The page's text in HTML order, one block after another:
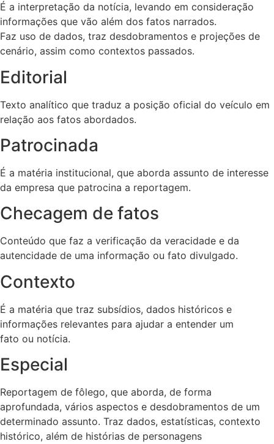
É a interpretação da notícia, levando em consideração
informações que vão além dos fatos narrados.
Faz uso de dados, traz desdobramentos e projeções de
cenário, assim como contextos passados.
Editorial
Texto analítico que traduz a posição oficial do veículo em
relação aos fatos abordados.
Patrocinada
É a matéria institucional, que aborda assunto de interesse
da empresa que patrocina a reportagem.
Checagem de fatos
Conteúdo que faz a verificação da veracidade e da
autencidade de uma informação ou fato divulgado.
Contexto
É a matéria que traz subsídios, dados históricos e
informações relevantes para ajudar a entender um
fato ou notícia.
Especial
Reportagem de fôlego, que aborda, de forma
aprofundada, vários aspectos e desdobramentos de um
determinado assunto. Traz dados, estatísticas, contexto
histórico, além de histórias de personagens